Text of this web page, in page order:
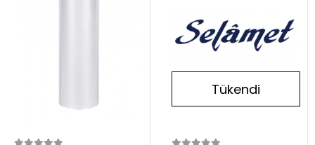
Tükendi